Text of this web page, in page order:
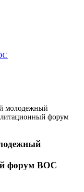
молодежный
форум
форум ВОС